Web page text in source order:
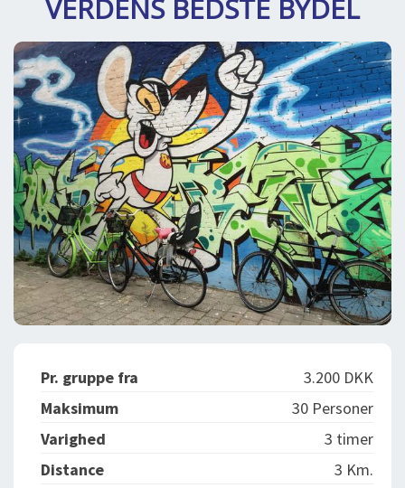
BOOKING
FOREDRAG
OM OS
VERDENS BEDSTE BYDEL
Pr. gruppe fra
3.200 DKK
Maksimum
30 Personer
Varighed
3 timer
Distance
3 Km.